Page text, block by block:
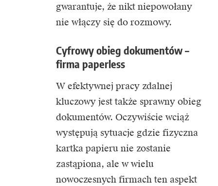
gwarantuje, że nikt niepowołany
nie włączy się do rozmowy.
Cyfrowy obieg dokumentów –
firma paperless
W efektywnej pracy zdalnej
kluczowy jest także sprawny obieg
dokumentów. Oczywiście wciąż
występują sytuacje gdzie fizyczna
kartka papieru nie zostanie
zastąpiona, ale w wielu
nowoczesnych firmach ten aspekt